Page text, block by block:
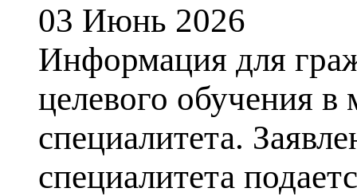
03 Июнь 2026
Информация для
целевого обучения
специалитета.
специалитета